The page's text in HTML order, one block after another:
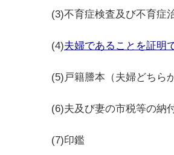
(3)不育症検査及び不育症
(4)夫婦であることを証明
(5)戸籍謄本（夫婦どちら
(6)夫及び妻の市税等の納
(7)印鑑